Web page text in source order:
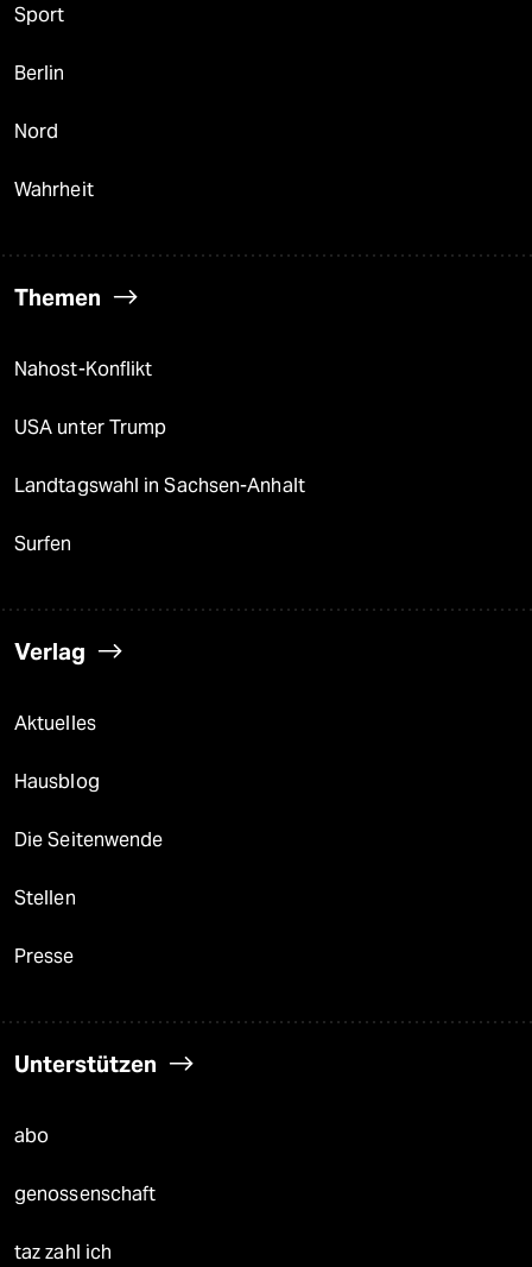
Sport
Berlin
Nord
Wahrheit
Themen
Nahost-Konflikt
USA unter Trump
Landtagswahl in Sachsen-Anhalt
Surfen
Verlag
Aktuelles
Hausblog
Die Seitenwende
Stellen
Presse
Unterstützen
abo
genossenschaft
taz zahl ich